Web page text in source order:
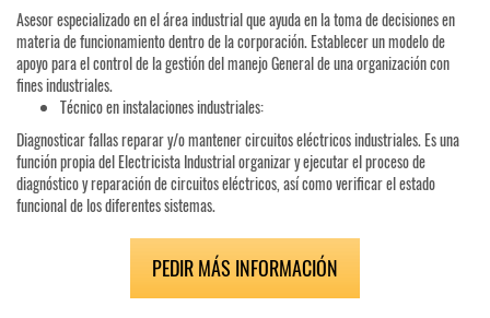
Asesor especializado en el área industrial que ayuda en la toma de decisiones en
materia de funcionamiento dentro de la corporación. Establecer un modelo de
apoyo para el control de la gestión del manejo General de una organización con
fines industriales.
Técnico en instalaciones industriales:
Diagnosticar fallas reparar y/o mantener circuitos eléctricos industriales. Es una
función propia del Electricista Industrial organizar y ejecutar el proceso de
diagnóstico y reparación de circuitos eléctricos, así como verificar el estado
funcional de los diferentes sistemas.
PEDIR MÁS INFORMACIÓN